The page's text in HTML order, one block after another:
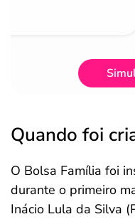
Quando foi
O Bolsa Família foi
durante o primeiro
Inácio Lula da Silva